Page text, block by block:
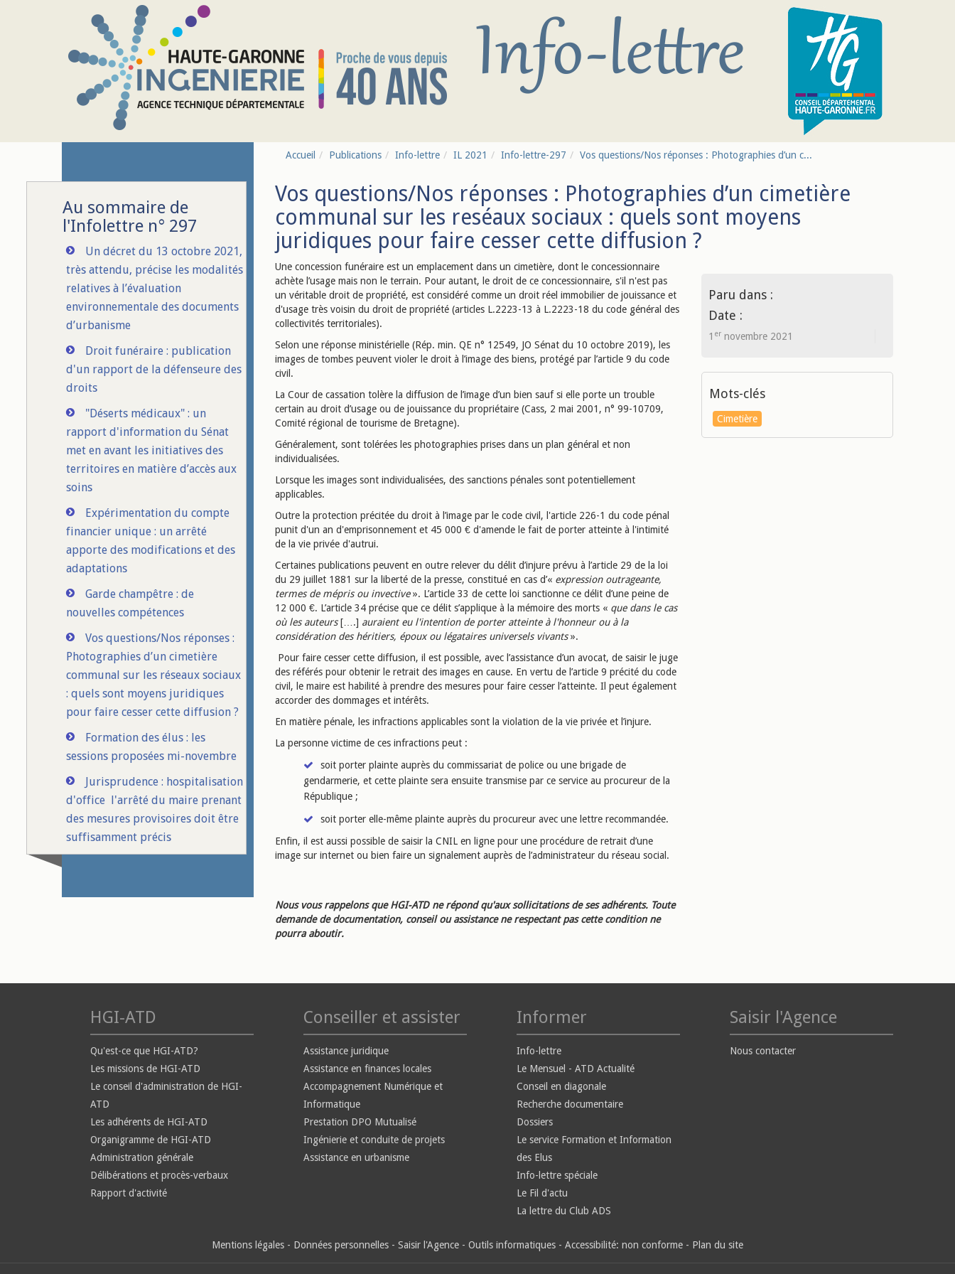
Au sommaire de
l'Infolettre n° 297
Un décret du 13 octobre 2021,
très attendu, précise les modalités
relatives à l’évaluation
environnementale des documents
d’urbanisme
Droit funéraire : publication
d'un rapport de la défenseure des
droits
"Déserts médicaux" : un
rapport d'information du Sénat
met en avant les initiatives des
territoires en matière d’accès aux
soins
Expérimentation du compte
financier unique : un arrêté
apporte des modifications et des
adaptations
Garde champêtre : de
nouvelles compétences
Vos questions/Nos réponses :
Photographies d’un cimetière
communal sur les réseaux sociaux
: quels sont moyens juridiques
pour faire cesser cette diffusion ?
Formation des élus : les
sessions proposées mi-novembre
Jurisprudence : hospitalisation
d'office l'arrêté du maire prenant
des mesures provisoires doit être
suffisamment précis
Accueil Publications Info-lettre IL 2021 Info-lettre-297 Vos questions/Nos réponses : Photographies d’un c...
Vos questions/Nos réponses : Photographies d’un cimetière
communal sur les reséaux sociaux : quels sont moyens
juridiques pour faire cesser cette diffusion ?
Une concession funéraire est un emplacement dans un cimetière, dont le concessionnaire
achète l’usage mais non le terrain. Pour autant, le droit de ce concessionnaire, s'il n'est pas
un véritable droit de propriété, est considéré comme un droit réel immobilier de jouissance et
d'usage très voisin du droit de propriété (articles L.2223-13 à L.2223-18 du code général des
collectivités territoriales).
Selon une réponse ministérielle (Rép. min. QE n° 12549, JO Sénat du 10 octobre 2019), les
images de tombes peuvent violer le droit à l’image des biens, protégé par l’article 9 du code
civil.
La Cour de cassation tolère la diffusion de l’image d’un bien sauf si elle porte un trouble
certain au droit d’usage ou de jouissance du propriétaire (Cass, 2 mai 2001, n° 99-10709,
Comité régional de tourisme de Bretagne).
Généralement, sont tolérées les photographies prises dans un plan général et non
individualisées.
Lorsque les images sont individualisées, des sanctions pénales sont potentiellement
applicables.
Outre la protection précitée du droit à l’image par le code civil, l'article 226-1 du code pénal
punit d'un an d'emprisonnement et 45 000 € d'amende le fait de porter atteinte à l'intimité
de la vie privée d'autrui.
Certaines publications peuvent en outre relever du délit d’injure prévu à l’article 29 de la loi
du 29 juillet 1881 sur la liberté de la presse, constitué en cas d’« expression outrageante,
termes de mépris ou invective». L’article 33 de cette loi sanctionne ce délit d’une peine de
12 000 €. L’article 34 précise que ce délit s’applique à la mémoire des morts « que dans le cas
où les auteurs[….] auraient eu l'intention de porter atteinte à l'honneur ou à la
considération des héritiers, époux ou légataires universels vivants».
Pour faire cesser cette diffusion, il est possible, avec l’assistance d’un avocat, de saisir le juge
des référés pour obtenir le retrait des images en cause. En vertu de l’article 9 précité du code
civil, le maire est habilité à prendre des mesures pour faire cesser l’atteinte. Il peut également
accorder des dommages et intérêts.
En matière pénale, les infractions applicables sont la violation de la vie privée et l’injure.
La personne victime de ces infractions peut :
soit porter plainte auprès du commissariat de police ou une brigade de
gendarmerie, et cette plainte sera ensuite transmise par ce service au procureur de la
République ;
soit porter elle-même plainte auprès du procureur avec une lettre recommandée.
Enfin, il est aussi possible de saisir la CNIL en ligne pour une procédure de retrait d’une
image sur internet ou bien faire un signalement auprès de l’administrateur du réseau social.
Nous vous rappelons que HGI-ATD ne répond qu'aux sollicitations de ses adhérents. Toute
demande de documentation, conseil ou assistance ne respectant pas cette condition ne
pourra aboutir.
Paru dans :
Date :
1 ernovembre 2021
Mots-clés
Cimetière
HGI-ATD
Qu'est-ce que HGI-ATD?
Les missions de HGI-ATD
Le conseil d'administration de HGI-
ATD
Les adhérents de HGI-ATD
Organigramme de HGI-ATD
Administration générale
Délibérations et procès-verbaux
Rapport d'activité
Conseiller et assister
Assistance juridique
Assistance en finances locales
Accompagnement Numérique et
Informatique
Prestation DPO Mutualisé
Ingénierie et conduite de projets
Assistance en urbanisme
Informer
Info-lettre
Le Mensuel - ATD Actualité
Conseil en diagonale
Recherche documentaire
Dossiers
Le service Formation et Information
des Elus
Info-lettre spéciale
Le Fil d'actu
La lettre du Club ADS
Saisir l'Agence
Nous contacter
Mentions légales - Données personnelles - Saisir l'Agence - Outils informatiques - Accessibilité: non conforme - Plan du site